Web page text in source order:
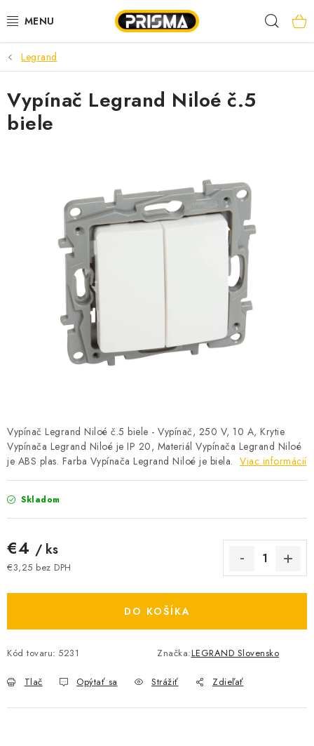
na
ČINNOSTI
AKCIE
LED PÁSY
MODULÁRNE PRÍSTROJE
KÁBLE A VODIČE
SVORKY, ROZBOČOVAČE A OSTATNÉ
BLESKOZVOD
BATÉRIE A NABÍJAČKY
ELEKTRICKÉ VYKUROVANIE A VENTILÁCIA
SVIETIDLÁ A SVETELNÉ ZDROJE
ÚLOŽNÝ MATERIÁL
ZÁSUVKY A VYPÍNAČE
ELEKTROMEROVÉ ROZVÁDZAČE
Legrand
Vypínač Legrand Niloé č.5 biele - Vypínač, 250 V, 10 A, Krytie
Vypínača Legrand Niloé je IP 20, Materiál Vypínača Legrand Niloé
je ABS plas. Farba Vypínača Legrand Niloé je biela. Viac informácií
Skladom
€4 / ks
€3,25 bez DPH
DO KOŠÍKA
Kód tovaru: 5231 Značka:LEGRAND Slovensko
Tlač Opýtať sa Strážiť Zdieľať
Vypínač Legrand Niloé č.5
biele